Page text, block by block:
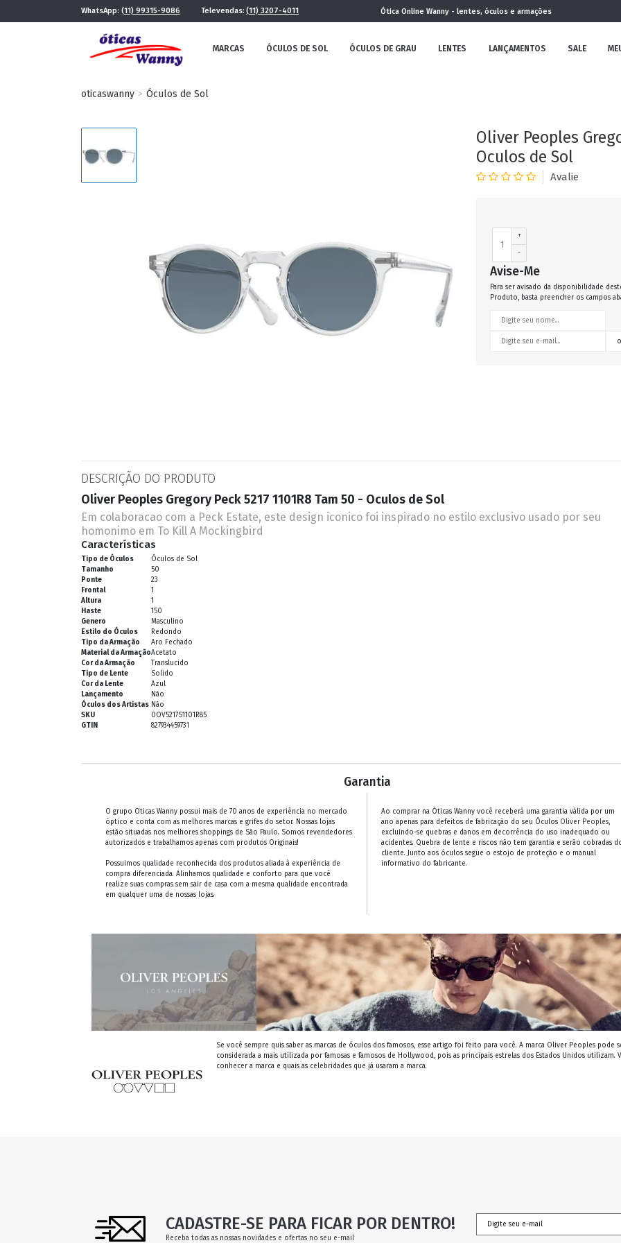
WhatsApp: (11) 99315-9086 Televendas: (11) 3207-4011 Ótica Online Wanny - lentes, óculos e armações
MARCAS ÓCULOS DE SOL ÓCULOS DE GRAU LENTES LANÇAMENTOS SALE
COLEÇÃO
FUTURISTA AVIADOR CLÁSSICO
oticaswanny Óculos de Sol
Oliver Peoples
Oculos de Sol
+
-
Avise-Me
Para ser avisado da disponibilidade
Produto, basta preencher os campos
DESCRIÇÃO DO PRODUTO
Oliver Peoples Gregory Peck 5217 1101R8 Tam 50 - Oculos de Sol
Em colaboracao com a Peck Estate, este design iconico foi inspirado no estilo exclusivo usado por seu
homonimo em To Kill A Mockingbird
Características
Tipo de Óculos
Óculos de Sol
Tamanho
50
Ponte
23
Frontal
1
Altura
1
Haste
150
Genero
Masculino
Estilo do Óculos
Redondo
Tipo da Armação
Aro Fechado
Material da ArmaçãoAcetato
Cor da Armação
Translucido
Tipo de Lente
Solido
Cor da Lente
Azul
Lançamento
Não
Óculos dos Artistas Não
SKU
0OV5217S1101R85
GTIN
827934459731
Garantia
O grupo Oticas Wanny possui mais de 70 anos de experiência no mercado
óptico e conta com as melhores marcas e grifes do setor. Nossas lojas
estão situadas nos melhores shoppings de São Paulo. Somos revendedores
autorizados e trabalhamos apenas com produtos Originais!
Possuimos qualidade reconhecida dos produtos aliada à experiência de
compra diferenciada. Alinhamos qualidade e conforto para que você
realize suas compras sem sair de casa com a mesma qualidade encontrada
em qualquer uma de nossas lojas.
Ao comprar na Óticas Wanny você receberá uma garantia válida por um
ano apenas para defeitos de fabricação do seu Óculos Oliver Peoples,
excluindo-se quebras e danos em decorrência do uso inadequado ou
acidentes. Quebra de lente e riscos não tem garantia e serão cobradas
cliente. Junto aos óculos segue o estojo de proteção e o manual
informativo do fabricante.
Se você sempre quis saber as marcas de óculos dos famosos, esse artigo foi feito para você. A marca Oliver Peoples pode
considerada a mais utilizada por famosas e famosos de Hollywood, pois as principais estrelas dos Estados Unidos utilizam.
conhecer a marca e quais as celebridades que já usaram a marca.
CADASTRE-SE PARA FICAR POR DENTRO!
Receba todas as nossas novidades e ofertas no seu e-mail